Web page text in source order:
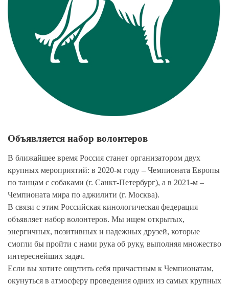
Объявляется набор волонтеров
В ближайшее время Россия станет организатором двух
крупных мероприятий: в 2020-м году – Чемпионата Европы
по танцам с собаками (г. Санкт-Петербург), а в 2021-м –
Чемпионата мира по аджилити (г. Москва).
В связи с этим Российская кинологическая федерация
объявляет набор волонтеров. Мы ищем открытых,
энергичных, позитивных и надежных друзей, которые
смогли бы пройти с нами рука об руку, выполняя множество
интереснейших задач.
Если вы хотите ощутить себя причастным к Чемпионатам,
окунуться в атмосферу проведения одних из самых крупных